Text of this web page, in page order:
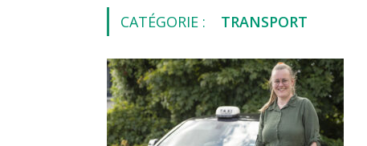
CATÉGORIE : TRANSPORT